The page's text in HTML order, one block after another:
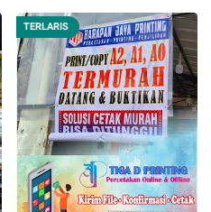
TERLARIS